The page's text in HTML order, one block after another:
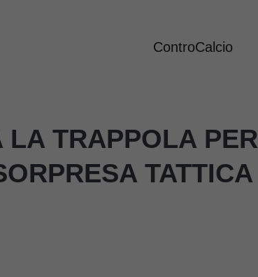
ControCalcio
LA TRAPPOLA PER
TATTICA